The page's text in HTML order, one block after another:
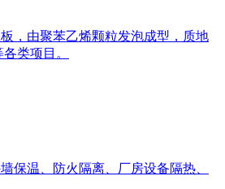
，由聚苯乙烯颗粒发泡成型，质地
类项目。
保温、防火隔离、厂房设备隔热、